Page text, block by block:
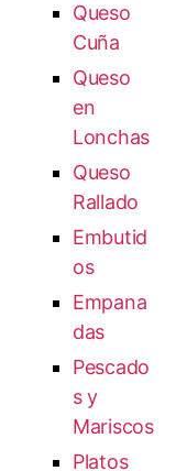
Queso
Cuña
Queso
en
Lonchas
Queso
Rallado
Embutid
os
Empana
das
Pescado
s y
Mariscos
Platos